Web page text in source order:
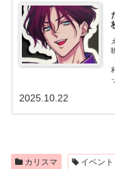
2025.10.22
カリスマ イベント